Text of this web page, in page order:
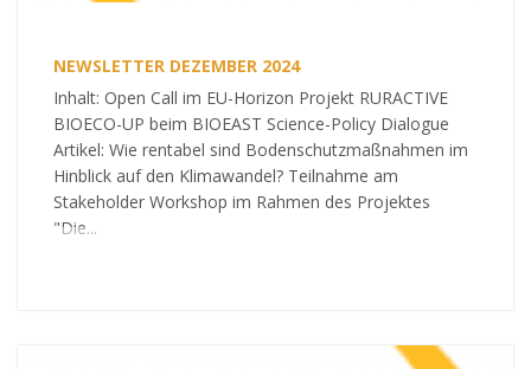
NEWSLETTER DEZEMBER 2024
Inhalt: Open Call im EU-Horizon Projekt RURACTIVE
BIOECO-UP beim BIOEAST Science-Policy Dialogue
Artikel: Wie rentabel sind Bodenschutzmaßnahmen im
Hinblick auf den Klimawandel? Teilnahme am
Stakeholder Workshop im Rahmen des Projektes
"Die...